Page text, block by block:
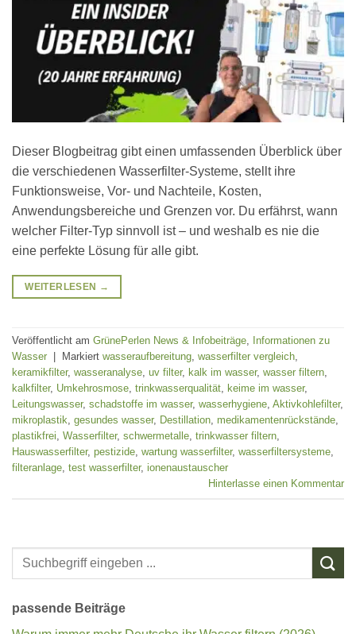
Dieser Blogbeitrag gibt einen umfassenden Überblick über
die verschiedenen Wasserfilter-Systeme, stellt ihre
Funktionsweise, Vor- und Nachteile, Kosten,
Anwendungsbereiche und Grenzen vor. Du erfährst, wann
welcher Filter-Typ sinnvoll ist – und weshalb es nie die
eine perfekte Lösung für alle gibt.
WEITERLESEN →
Veröffentlicht am GrünePerlen News & Infobeiträge,
Informationen zu
Wasser
Markiert wasseraufbereitung, wasserfilter vergleich,
keramikfilter, wasseranalyse, uv filter, kalk im wasser, wasser filtern,
kalkfilter, Umkehrosmose, trinkwasserqualität, keime im wasser,
Leitungswasser, schadstoffe im wasser, wasserhygiene, Aktivkohlefilter,
mikroplastik, gesundes wasser, Destillation, medikamentenrückstände,
plastikfrei, Wasserfilter, schwermetalle, trinkwasser filtern,
Hauswasserfilter, pestizide, wartung wasserfilter, wasserfiltersysteme,
filteranlage, test wasserfilter, ionenaustauscher
Hinterlasse einen Kommentar
passende Beiträge